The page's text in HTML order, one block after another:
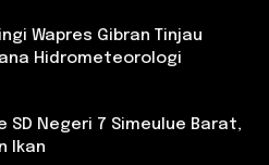
Wapres Gibran Tinjau
Hidrometeorologi
SD Negeri 7 Simeulue Barat,
Ikan